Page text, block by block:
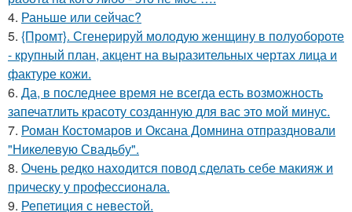
4. Раньше или сейчас?
5. {Промт}. Сгенерируй молодую женщину в полуобороте
- крупный план, акцент на выразительных чертах лица и
фактуре кожи.
6. Да, в последнее время не всегда есть возможность
запечатлить красоту созданную для вас это мой минус.
7. Роман Костомаров и Оксана Домнина отпраздновали
"Никелевую Свадьбу".
8. Очень редко находится повод сделать себе макияж и
прическу у профессионала.
9. Репетиция с невестой.